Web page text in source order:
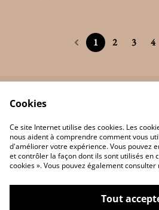
1 2 3 4
Politique de
confidentialité
Cookies
Ce site Internet utilise des cookies. Les
nous aident à comprendre comment vous
d'améliorer votre expérience. Vous pouvez
et contrôler la façon dont ils sont utilisés en
cookies ». Vous pouvez également consulter
Tout